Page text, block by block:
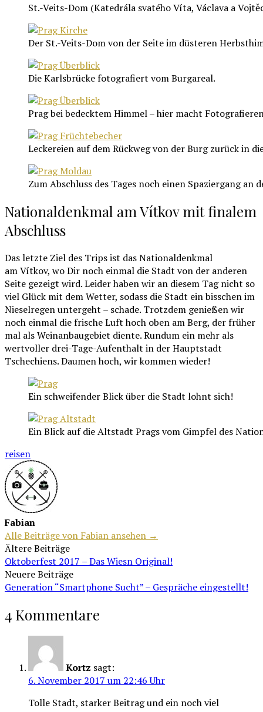
St.-Veits-Dom (Katedrála svatého Víta, Václava a
Der St.-Veits-Dom von der Seite im düsteren
Die Karlsbrücke fotografiert vom Burgareal.
Prag bei bedecktem Himmel – hier macht
Leckereien auf dem Rückweg von der Burg zurück in
Zum Abschluss des Tages noch einen Spaziergang an
Nationaldenkmal am Vítkov mit finalem
Abschluss
Das letzte Ziel des Trips ist das Nationaldenkmal
am Vítkov, wo Dir noch einmal die Stadt von der anderen
Seite gezeigt wird. Leider haben wir an diesem Tag nicht so
viel Glück mit dem Wetter, sodass die Stadt ein bisschen im
Nieselregen untergeht – schade. Trotzdem genießen wir
noch einmal die frische Luft hoch oben am Berg, der früher
mal als Weinanbaugebiet diente. Rundum ein mehr als
wertvoller drei-Tage-Aufenthalt in der Hauptstadt
Tschechiens. Daumen hoch, wir kommen wieder!
Ein schweifender Blick über die Stadt lohnt sich!
Ein Blick auf die Altstadt Prags vom Gimpfel des
reisen
Fabian
Alle Beiträge von Fabian ansehen →
Beitragsnavigation
Ältere Beiträge
Oktoberfest 2017 – Das Wiesn Original!
Neuere Beiträge
Generation “Smartphone Sucht” – Gespräche eingestellt!
4 Kommentare
Kortz sagt:
6. November 2017 um 22:46 Uhr
Tolle Stadt, starker Beitrag und ein noch viel